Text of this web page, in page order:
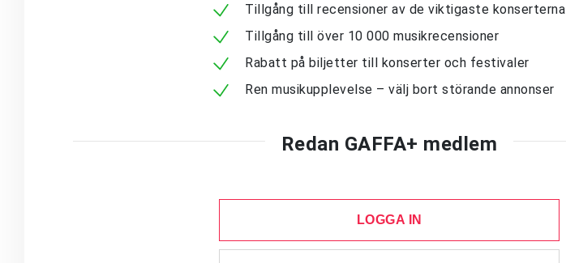
Tillgång till recensioner av de viktigaste konserterna
Tillgång till över 10 000 musikrecensioner
Rabatt på biljetter till konserter och festivaler
Ren musikupplevelse – välj bort störande annonser
Redan GAFFA+ medlem
LOGGA IN